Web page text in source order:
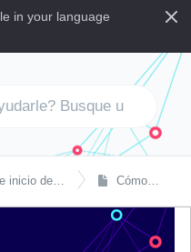
in your language
de escritorio o portátil Cómo iniciar sesión en atingi